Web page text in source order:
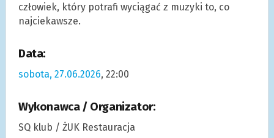
człowiek, który potrafi wyciągać z muzyki to, co
najciekawsze.
Data:
sobota, 27.06.2026, 22:00
Wykonawca / Organizator:
SQ klub / ŻUK Restauracja